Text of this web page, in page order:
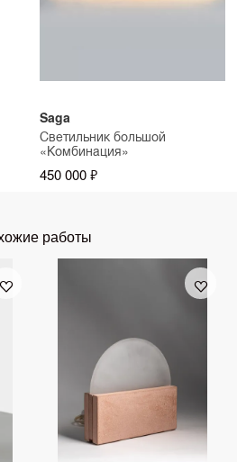
Saga
Светильник большой
«Комбинация»
450 000 ₽
работы